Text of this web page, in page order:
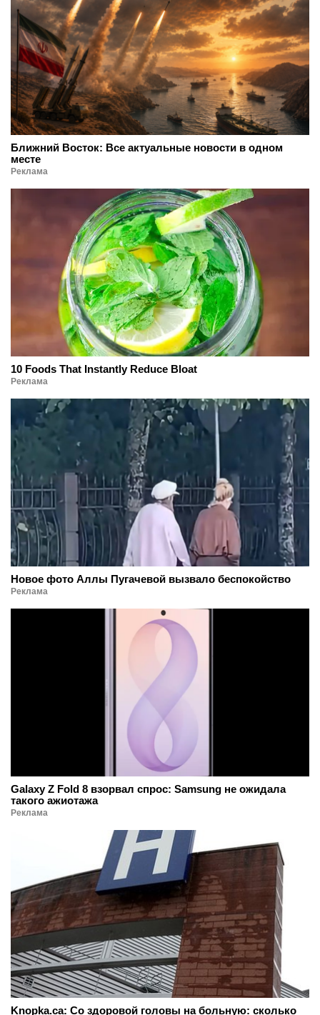
Ближний Восток: Все актуальные новости в одном
месте
Реклама
10 Foods That Instantly Reduce Bloat
Реклама
Новое фото Аллы Пугачевой вызвало беспокойство
Реклама
Galaxy Z Fold 8 взорвал спрос: Samsung не ожидала
такого ажиотажа
Реклама
Knopka.ca: Со здоровой головы на больную: сколько